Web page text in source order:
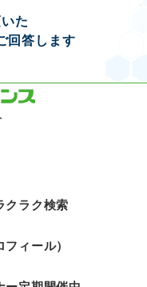
た
回答します
クラク検索
ィール）